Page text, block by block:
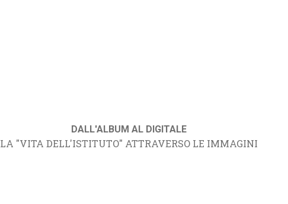
DALL'ALBUM AL DIGITALE
LA "VITA DELL'ISTITUTO" ATTRAVERSO LE IMMAGINI